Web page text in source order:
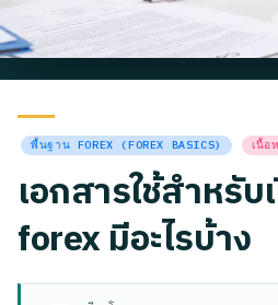
Posted
พื้นฐาน FOREX (FOREX BASICS) เนื้อ
เอกสารใช้สำหรั
forex มีอะไรบ้าง